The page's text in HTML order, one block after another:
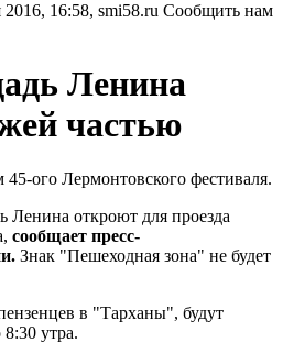
16:58, smi58.ru Сообщить нам
Ленина
частью
45-ого Лермонтовского фестиваля.
Ленина откроют для проезда
сообщает пресс-
Знак "Пешеходная зона" не будет
в "Тарханы", будут
утра.